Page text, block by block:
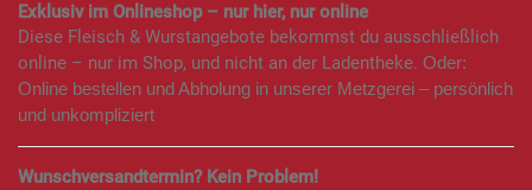
Exklusiv im Onlineshop – nur hier, nur online
Diese Fleisch & Wurstangebote bekommst du ausschließlich
online – nur im Shop, und nicht an der Ladentheke. Oder:
Online bestellen und Abholung in unserer Metzgerei – persönlich
und unkompliziert
Wunschversandtermin? Kein Problem!